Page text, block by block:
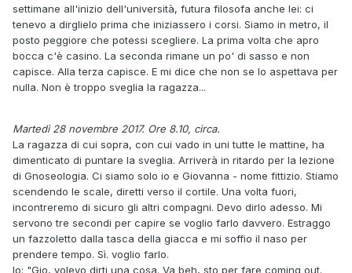
settimane all'inizio dell'università, futura filosofa anche lei: ci
tenevo a dirglielo prima che iniziassero i corsi. Siamo in metro, il
posto peggiore che potessi scegliere. La prima volta che apro
bocca c'è casino. La seconda rimane un po' di sasso e non
capisce. Alla terza capisce. E mi dice che non se lo aspettava per
nulla. Non è troppo sveglia la ragazza...
Martedì 28 novembre 2017. Ore 8.10, circa.
La ragazza di cui sopra, con cui vado in uni tutte le mattine, ha
dimenticato di puntare la sveglia. Arriverà in ritardo per la lezione
di Gnoseologia. Ci siamo solo io e Giovanna - nome fittizio. Stiamo
scendendo le scale, diretti verso il cortile. Una volta fuori,
incontreremo di sicuro gli altri compagni. Devo dirlo adesso. Mi
servono tre secondi per capire se voglio farlo davvero. Estraggo
un fazzoletto dalla tasca della giacca e mi soffio il naso per
prendere tempo. Sì. voglio farlo.
Io: "Gio, volevo dirti una cosa. Va beh, sto per fare coming out.